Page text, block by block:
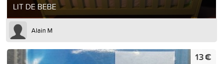
LIT DE BEBE
Alain M
13 €